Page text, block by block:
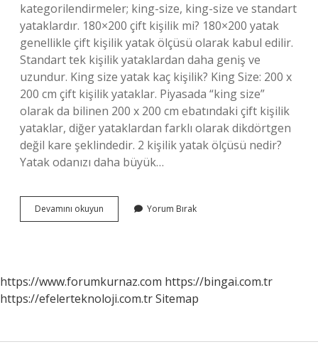
kategorilendirmeler; king-size, king-size ve standart
yataklardır. 180×200 çift kişilik mi? 180×200 yatak
genellikle çift kişilik yatak ölçüsü olarak kabul edilir.
Standart tek kişilik yataklardan daha geniş ve
uzundur. King size yatak kaç kişilik? King Size: 200 x
200 cm çift kişilik yataklar. Piyasada “king size”
olarak da bilinen 200 x 200 cm ebatındaki çift kişilik
yataklar, diğer yataklardan farklı olarak dikdörtgen
değil kare şeklindedir. 2 kişilik yatak ölçüsü nedir?
Yatak odanızı daha büyük…
Devamını okuyun
Size
Yorum Bırak
https://www.forumkurnaz.com https://bingai.com.tr
https://efelerteknoloji.com.trSitemap